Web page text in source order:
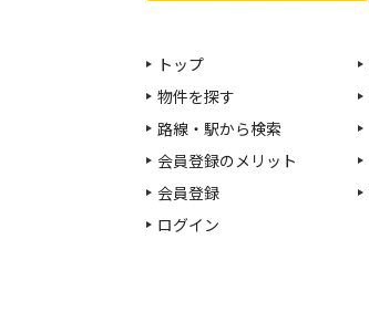
トップ
物件を探す
路線・駅から検索
会員登録のメリット
会員登録
ログイン